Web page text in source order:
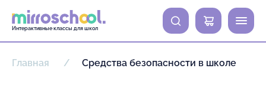
Интерактивные классы для школ
0
Главная Средства безопасности в школе